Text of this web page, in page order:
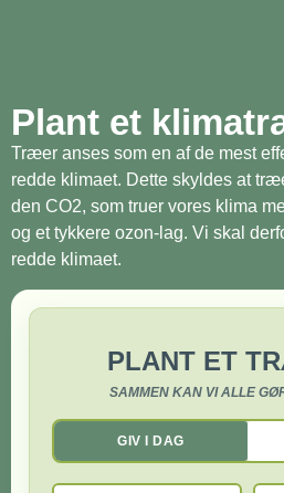
Plant et
Træer anses som en af de mest
redde klimaet. Dette skyldes at
den CO2, som truer vores klima
og et tykkere ozon-lag. Vi skal
redde klimaet.
PLANT ET
SAMMEN KAN VI ALLE
GIV I DAG